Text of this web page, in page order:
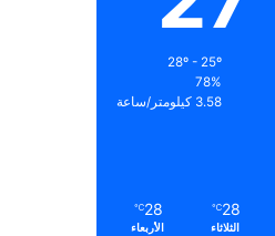
78%
3.58 كيلومتر/ساعة
28
℃
الثلاثاء
28
℃
الأربعاء